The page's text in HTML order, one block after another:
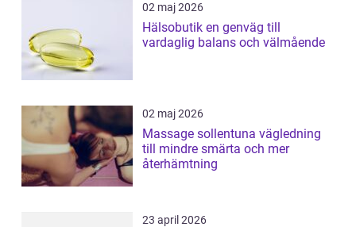
02 maj 2026
Hälsobutik en genväg till
vardaglig balans och välmående
02 maj 2026
Massage sollentuna vägledning
till mindre smärta och mer
återhämtning
23 april 2026